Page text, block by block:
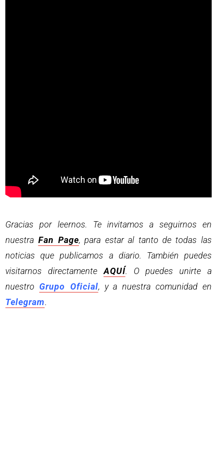
Gracias por leernos. Te invitamos a seguirnos en
nuestra Fan Page, para estar al tanto de todas las
noticias que publicamos a diario. También puedes
visitarnos directamenteAQUÍ. O puedes unirte a
nuestro Grupo Oficial, y a nuestra comunidad en
Telegram.